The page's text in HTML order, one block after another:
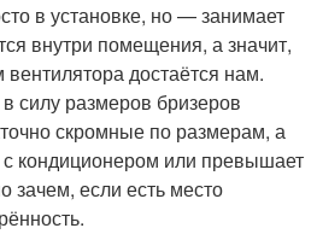
в установке, но — занимает
внутри помещения, а значит,
достаётся нам.
силу размеров бризеров
скромные по размерам, а
кондиционером или превышает
зачем, если есть место